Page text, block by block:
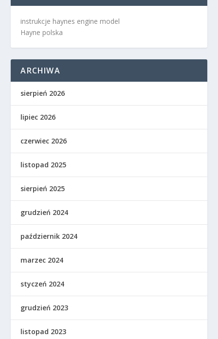
instrukcje haynes engine model
Hayne polska
ARCHIWA
sierpień 2026
lipiec 2026
czerwiec 2026
listopad 2025
sierpień 2025
grudzień 2024
październik 2024
marzec 2024
styczeń 2024
grudzień 2023
listopad 2023